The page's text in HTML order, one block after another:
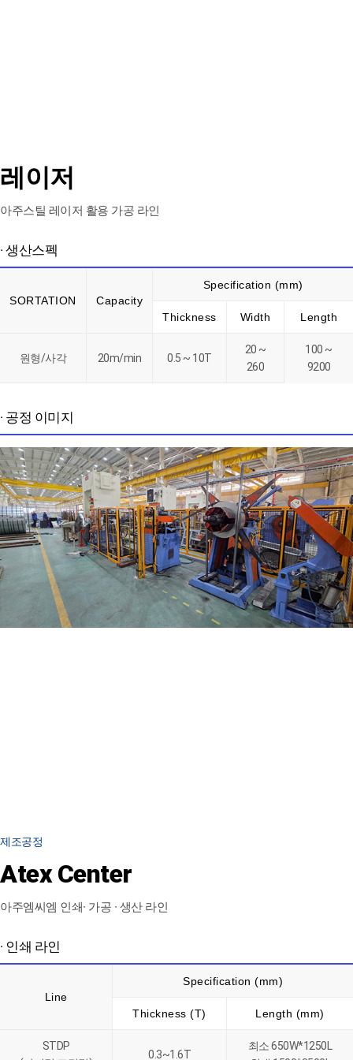
레이저
아주스틸 레이저 활용 가공 라인
· 생산스펙
SORTATION Capacity
Specification (mm)
Thickness Width Length
원형/사각 20m/min 0.5 ~ 10T
20 ~
260
100 ~
9200
· 공정 이미지
다음
제조공정
Atex Center
아주엠씨엠 인쇄∙ 가공 ∙ 생산 라인
· 인쇄 라인
Line
Specification (mm)
Thickness (T) Length (mm)
STDP
0.3~1.6T
최소 650W*1250L